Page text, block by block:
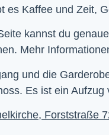
es Kaffee und Zeit,
kannst du
Mehr
und die
Es ist ein Aufzug
Forststraße